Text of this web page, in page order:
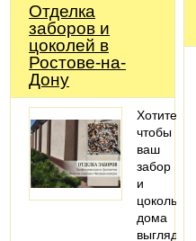
Отделка
заборов и
цоколей в
Ростове-на-
Дону
Хотите,
чтобы
ваш
забор
и
цоколь
дома
выглядели